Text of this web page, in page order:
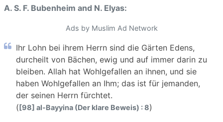
A. S. F. Bubenheim and N. Elyas:
Ads by Muslim Ad Network
Ihr Lohn bei ihrem Herrn sind die Gärten Edens,
durcheilt von Bächen, ewig und auf immer darin zu
bleiben. Allah hat Wohlgefallen an ihnen, und sie
haben Wohlgefallen an Ihm; das ist für jemanden,
der seinen Herrn fürchtet.
([98] al-Bayyina (Der klare Beweis) : 8)